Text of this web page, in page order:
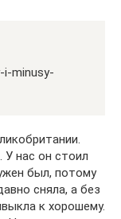
i-minusy-
нас он стоил
был, потому
сняла, а без
к хорошему.